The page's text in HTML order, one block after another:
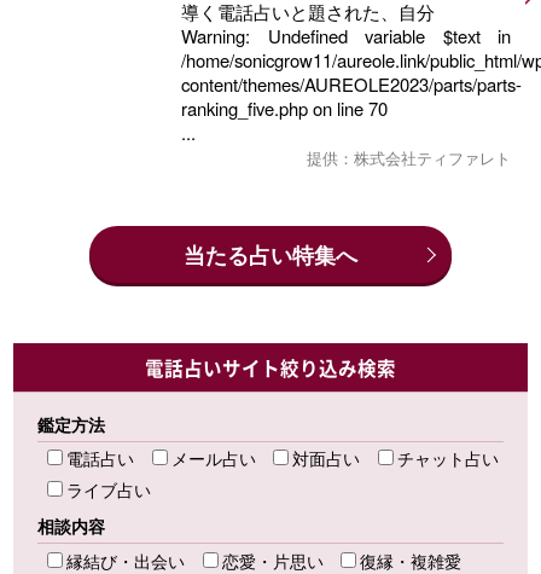
導く電話占いと題された、自分
Warning: Undefined variable $text in
/home/sonicgrow11/aureole.link/public_html/
content/themes/AUREOLE2023/parts/parts-
ranking_five.phpon line70
...
提供：株式会社ティファレト
当たる占い特集へ
電話占いサイト絞り込み検索
鑑定方法
電話占い
メール占い 対面占い
チャット占い
ライブ占い
相談内容
縁結び・出会い
恋愛・片思い
復縁・複雑愛